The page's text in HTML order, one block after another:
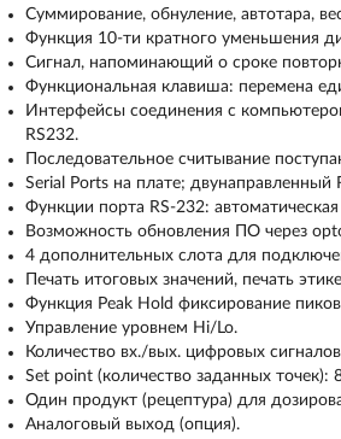
Суммирование, обнуление, автотара,
Функция 10-ти кратного уменьшения
Сигнал, напоминающий о сроке
Функциональная клавиша: перемена
Интерфейсы соединения с
RS232.
Последовательное считывание
Serial Ports на плате;
Функции порта RS-232:
Возможность обновления ПО через
4 дополнительных слота для
Печать итоговых значений, печать
Функция Peak Hold фиксирование
Управление уровнем Hi/Lo.
Количество вх./вых. цифровых
Set point (количество заданных точек):
Один продукт (рецептура) для
Аналоговый выход (опция).